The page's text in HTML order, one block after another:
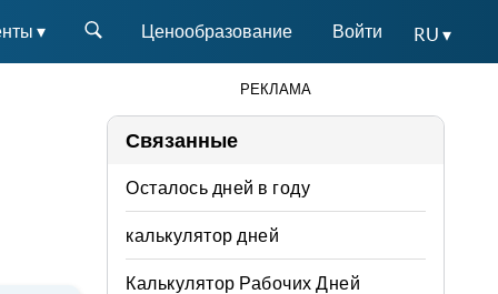
▾ Ценообразование Войти RU ▾
РЕКЛАМА
Связанные
Осталось дней в году
калькулятор дней
Калькулятор Рабочих Дней